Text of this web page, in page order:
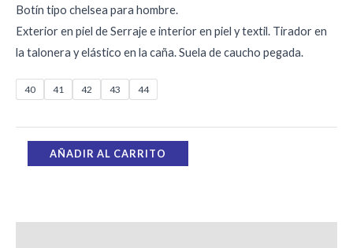
Botín tipo chelsea para hombre.
Exterior en piel de Serraje e interior en piel y textil. Tirador en
la talonera y elástico en la caña. Suela de caucho pegada.
40 41 42 43 44
AÑADIR AL CARRITO